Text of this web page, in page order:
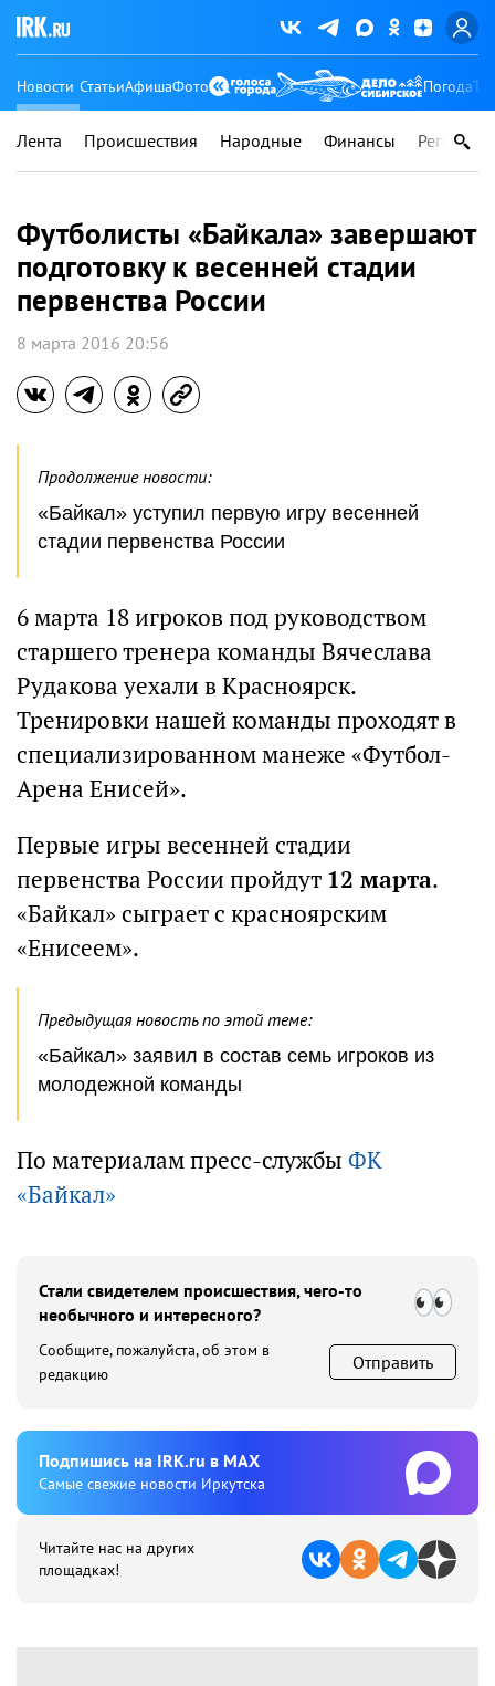
Новости СтатьиАфишаФото Погода
Лента Происшествия Народные Финансы Регионы
Футболисты «Байкала» завершают
подготовку к весенней стадии
первенства России
8 марта 2016 20:56
Продолжение новости:
«Байкал» уступил первую игру весенней
стадии первенства России
6 марта 18 игроков под руководством
старшего тренера команды Вячеслава
Рудакова уехали в Красноярск.
Тренировки нашей команды проходят в
специализированном манеже «Футбол-
Арена Енисей».
Первые игры весенней стадии
первенства России пройдут 12 марта.
«Байкал» сыграет с красноярским
«Енисеем».
Предыдущая новость по этой теме:
«Байкал» заявил в состав семь игроков из
молодежной команды
По материалам пресс-службы ФК
«Байкал»
Стали свидетелем происшествия, чего-то
необычного и интересного?
Сообщите, пожалуйста, об этом в
редакцию
Отправить
Подпишиcь на IRK.ru в MAX
Cамые свежие новости Иркутска
Читайте нас на других
площадках!